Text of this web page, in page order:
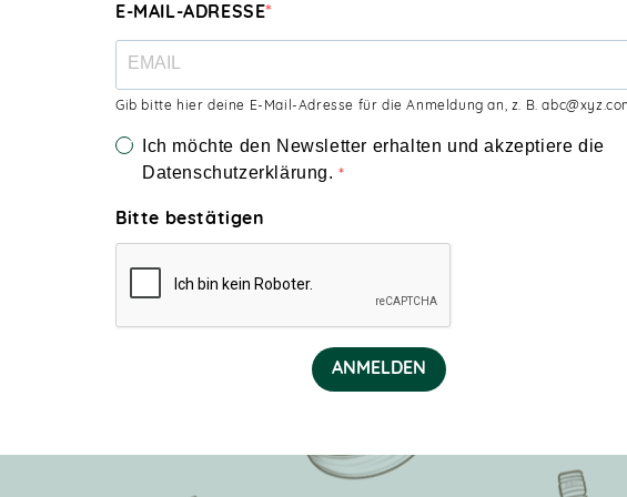
E-MAIL-ADRESSE
Gib bitte hier deine E-Mail-Adresse für die Anmeldung an, z. B.
Ich möchte den Newsletter erhalten und akzeptiere die
Datenschutzerklärung.
Bitte bestätigen
ANMELDEN